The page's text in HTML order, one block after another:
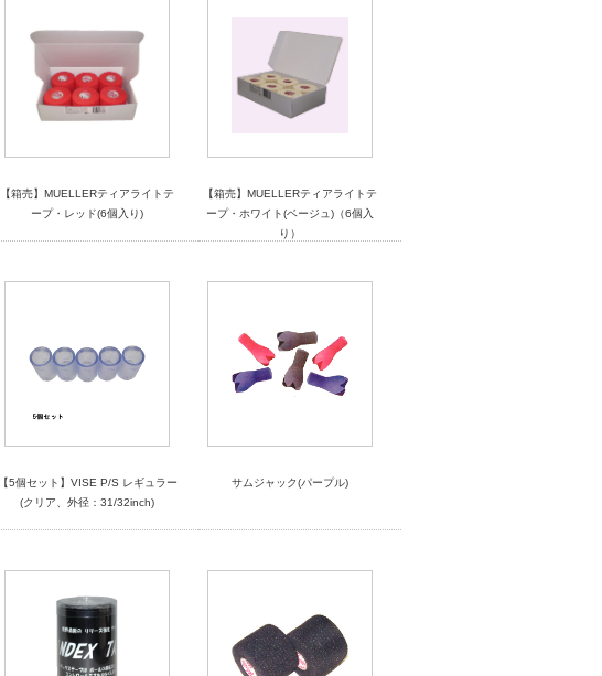
【箱売】MUELLERティアライトテ
ープ・レッド(6個入り)
【箱売】MUELLERティアライトテ
ープ・ホワイト(ベージュ)（6個入
り）
【5個セット】VISE P/S レギュラー
(クリア、外径：31/32inch)
サムジャック(パープル)